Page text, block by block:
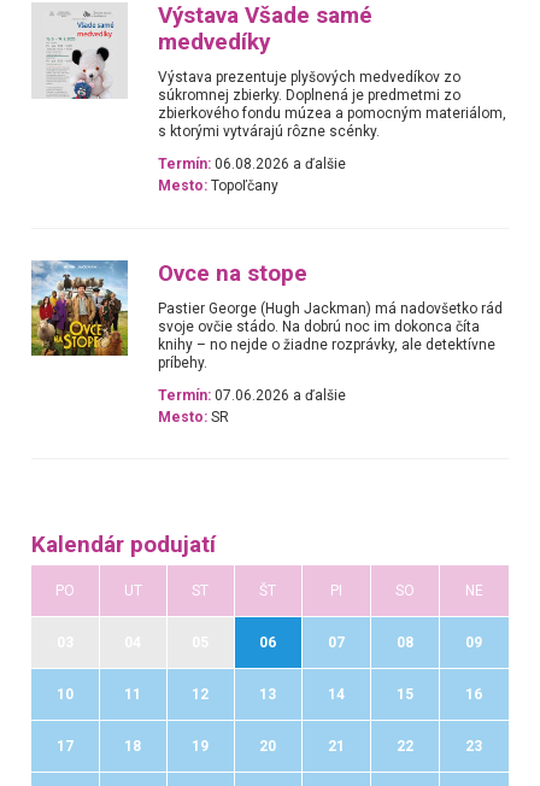
Výstava Všade samé
medvedíky
Výstava prezentuje plyšových medvedíkov zo
súkromnej zbierky. Doplnená je predmetmi zo
zbierkového fondu múzea a pomocným materiálom,
s ktorými vytvárajú rôzne scénky.
Termín: 06.08.2026 a ďalšie
Mesto: Topoľčany
Ovce na stope
Pastier George (Hugh Jackman) má nadovšetko rád
svoje ovčie stádo. Na dobrú noc im dokonca číta
knihy – no nejde o žiadne rozprávky, ale detektívne
príbehy.
Termín: 07.06.2026 a ďalšie
Mesto: SR
Kalendár podujatí
PO UT ST ŠT PI SO NE
06 07 08 09
10 11 12 13 14 15 16
17 18 19 20 21 22 23